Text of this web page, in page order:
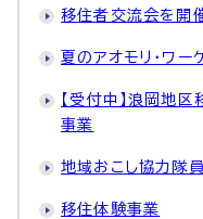
移住者交流会を開
夏のアオモリ・ワー
【受付中】浪岡地区
事業
地域おこし協力隊員
移住体験事業